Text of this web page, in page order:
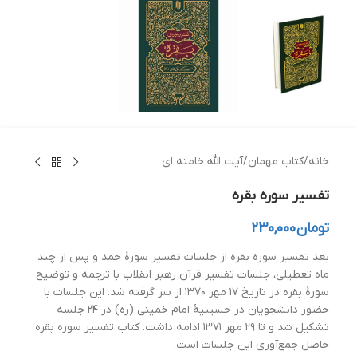
خانه/کتاب مهمان/آیت الله خامنه ای
تفسیر سوره بقره
230,000تومان
بعد تفسیر سوره بقره از جلسات تفسیر سورهٔ حمد و پس از چند
ماه تعطیلی، جلسات تفسیر قرآن رهبر انقلاب با ترجمه و توضیح
سورهٔ بقره در تاریخ ۱۷ مهر ۱۳۷۰ از سر گرفته شد. این جلسات با
حضور دانشجویان در حسینیهٔ امام خمینی (ره) در ۲۴ جلسه
تشکیل شد و تا ۲۹ مهر ۱۳۷۱ ادامه داشت. کتاب تفسیر سوره بقره
حاصل جمع‌آوری این جلسات است.